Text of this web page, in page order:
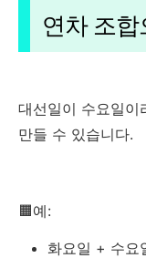
연차 조
대선일이 수요일이
만들 수 있습니다.
🟧예:
화요일 + 수요